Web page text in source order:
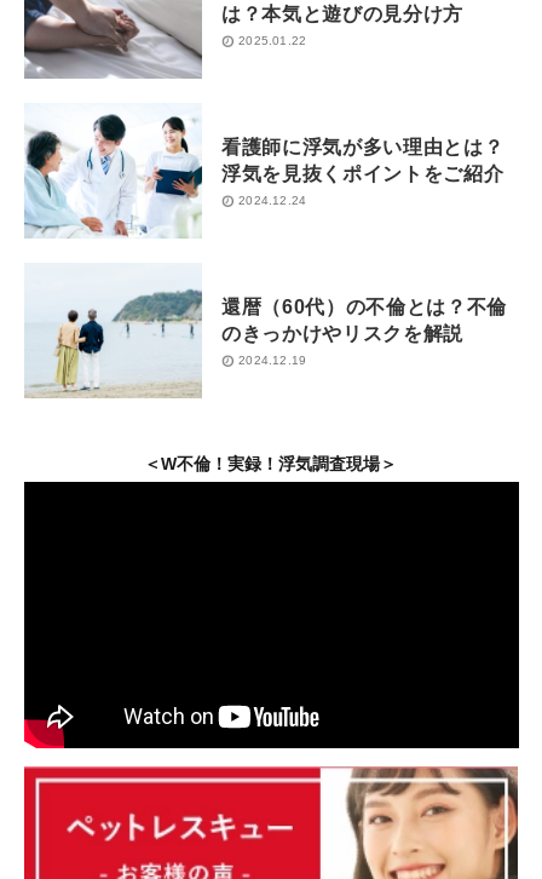
は？本気と遊びの見分け方
2025.01.22
看護師に浮気が多い理由とは？
浮気を見抜くポイントをご紹介
2024.12.24
還暦（60代）の不倫とは？不倫
のきっかけやリスクを解説
2024.12.19
＜W不倫！実録！浮気調査現場＞